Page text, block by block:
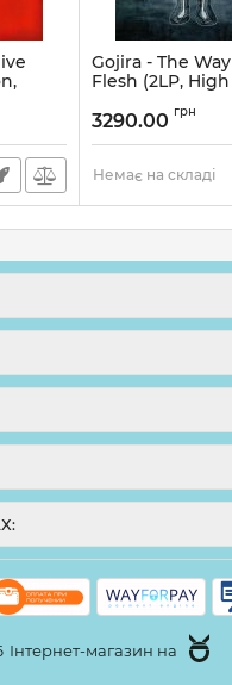
Gojira - The
Flesh (2LP,
Limited Edition,
Артикул: 309821
3290.00 грн
Немає на складі
Інтернет-магазин на